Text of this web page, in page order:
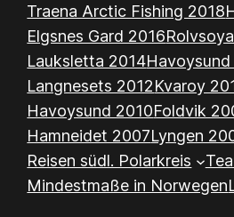
Traena Arctic Fishing 2018
Elgsnes Gard 2016
Lauksletta 2014
Langnesets 2012Kvaroy
Havoysund 2010Foldvik
Hamneidet 2007Lyngen
Reisen südl. Polarkreis
Mindestmaße in Norwegen